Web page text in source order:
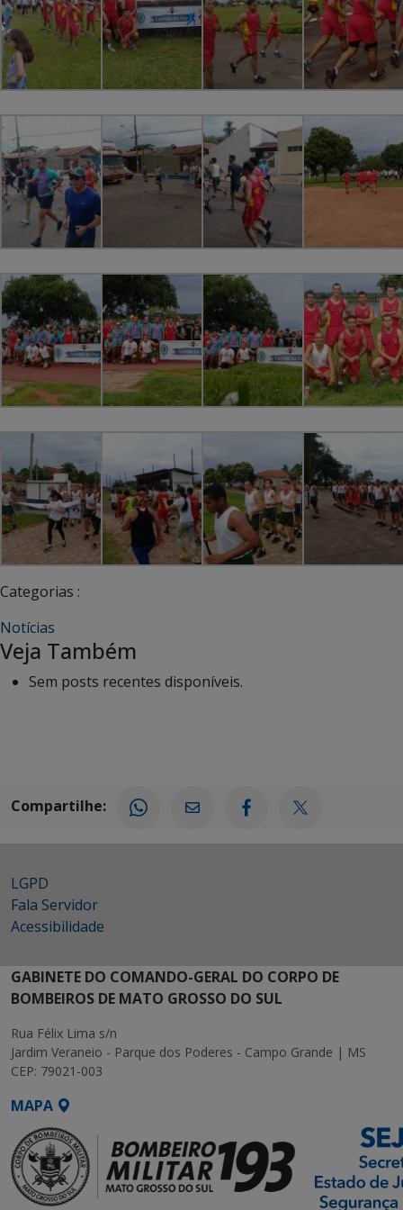
Categorias :
Notícias
Veja Também
Sem posts recentes disponíveis.
Compartilhe:
LGPD
Fala Servidor
Acessibilidade
GABINETE DO COMANDO-GERAL DO CORPO DE
BOMBEIROS DE MATO GROSSO DO SUL
Rua Félix Lima s/n
Jardim Veraneio - Parque dos Poderes - Campo Grande | MS
CEP: 79021-003
MAPA